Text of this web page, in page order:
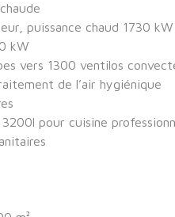
puissance chaud 1730
kW
vers 1300 ventilos
de l’air hygiénique
pour cuisine